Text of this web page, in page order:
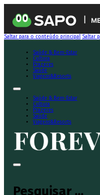
Saltar para o conteúdo principal Saltar
Saúde & Bem-Estar
Cultura
Prazeres
Saúde
Viagens&Resorts
Saúde & Bem-Estar
Cultura
Prazeres
Saúde
Viagens&Resorts
Pesquisar ...